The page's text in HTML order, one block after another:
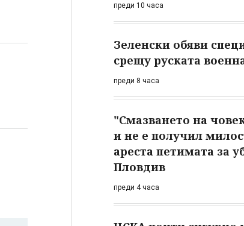
преди 10 часа
Зеленски обяви
срещу руската
преди 8 часа
"Смазването на
и не е получил
ареста петимата за
Пловдив
преди 4 часа